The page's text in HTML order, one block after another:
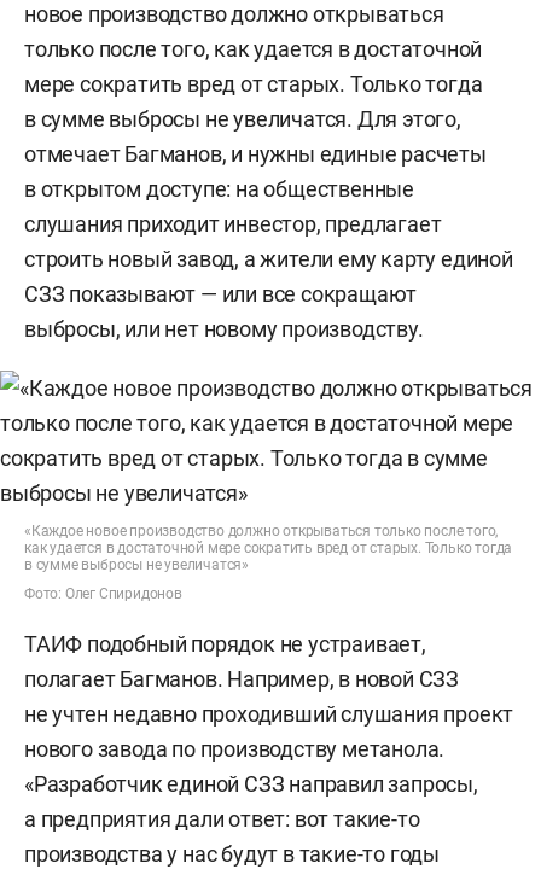
новое производство должно открываться
только после того, как удается в достаточной
мере сократить вред от старых. Только тогда
в сумме выбросы не увеличатся. Для этого,
отмечает Багманов, и нужны единые расчеты
в открытом доступе: на общественные
слушания приходит инвестор, предлагает
строить новый завод, а жители ему карту единой
СЗЗ показывают — или все сокращают
выбросы, или нет новому производству.
«Каждое новое производство должно открываться только после того,
как удается в достаточной мере сократить вред от старых. Только тогда
в сумме выбросы не увеличатся»
Фото: Олег Спиридонов
ТАИФ подобный порядок не устраивает,
полагает Багманов. Например, в новой СЗЗ
не учтен недавно проходивший слушания проект
нового завода по производству метанола.
«Разработчик единой СЗЗ направил запросы,
а предприятия дали ответ: вот такие-то
производства у нас будут в такие-то годы